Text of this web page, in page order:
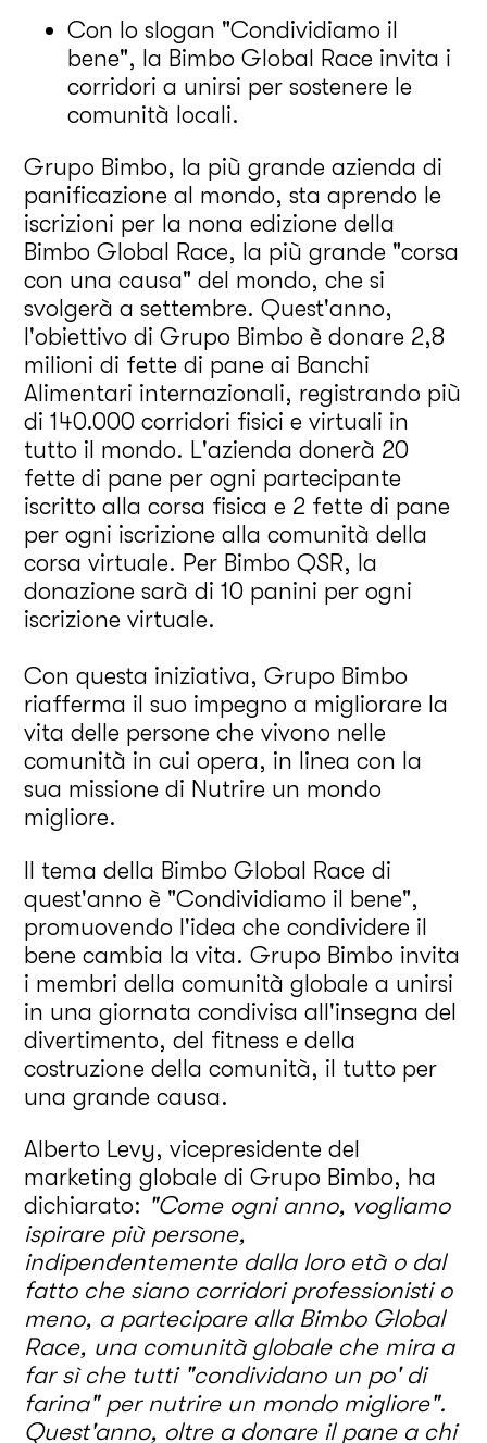
Con lo slogan "Condividiamo il
bene", la Bimbo Global Race invita i
corridori a unirsi per sostenere le
comunità locali.
Grupo Bimbo, la più grande azienda di
panificazione al mondo, sta aprendo le
iscrizioni per la nona edizione della
Bimbo Global Race, la più grande "corsa
con una causa" del mondo, che si
svolgerà a settembre. Quest'anno,
l'obiettivo di Grupo Bimbo è donare 2,8
milioni di fette di pane ai Banchi
Alimentari internazionali, registrando più
di 140.000 corridori fisici e virtuali in
tutto il mondo. L'azienda donerà 20
fette di pane per ogni partecipante
iscritto alla corsa fisica e 2 fette di pane
per ogni iscrizione alla comunità della
corsa virtuale. Per Bimbo QSR, la
donazione sarà di 10 panini per ogni
iscrizione virtuale.
Con questa iniziativa, Grupo Bimbo
riafferma il suo impegno a migliorare la
vita delle persone che vivono nelle
comunità in cui opera, in linea con la
sua missione di Nutrire un mondo
migliore.
Il tema della Bimbo Global Race di
quest'anno è "Condividiamo il bene",
promuovendo l'idea che condividere il
bene cambia la vita. Grupo Bimbo invita
i membri della comunità globale a unirsi
in una giornata condivisa all'insegna del
divertimento, del fitness e della
costruzione della comunità, il tutto per
una grande causa.
Alberto Levy, vicepresidente del
marketing globale di Grupo Bimbo, ha
dichiarato: "Come ogni anno, vogliamo
ispirare più persone,
indipendentemente dalla loro età o dal
fatto che siano corridori professionisti o
meno, a partecipare alla Bimbo Global
Race, una comunità globale che mira a
far sì che tutti "condividano un po' di
farina" per nutrire un mondo migliore".
Quest'anno, oltre a donare il pane a chi